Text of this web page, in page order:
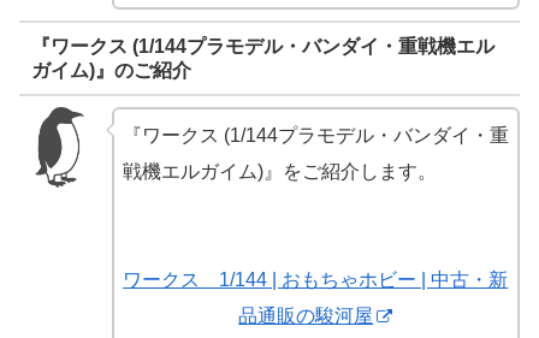
『ワークス (1/144プラモデル・バンダイ・重戦機エル
ガイム)』のご紹介
『ワークス (1/144プラモデル・バンダイ・重
戦機エルガイム)』をご紹介します。
ワークス 1/144 | おもちゃホビー | 中古・新
品通販の駿河屋